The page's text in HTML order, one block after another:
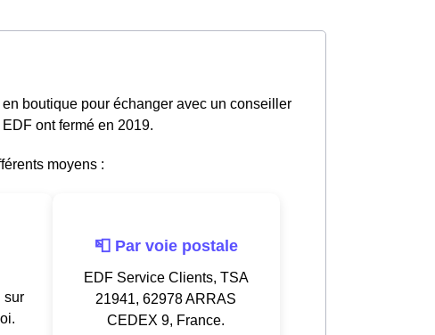
boutique pour échanger avec un conseiller
ont fermé en 2019.
moyens :
sur
📮 Par voie postale
EDF Service Clients, TSA
21941, 62978 ARRAS
CEDEX 9, France.